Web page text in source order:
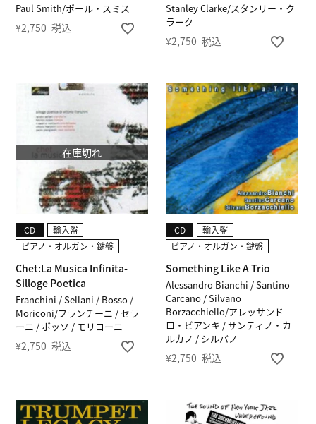
Paul Smith/ポール・スミス
¥2,750 税込
Stanley Clarke/スタンリー・ク
ラーク
¥2,750 税込
Franchini / Sellani / Bosso /
Moriconi/フランチーニ / セラ
ーニ / ボッソ / モリコーニ
Chet:La Musica Infinita-
Silloge Poetica
CD
輸入盤
ピアノ・オルガン・鍵盤
¥2,750 税込
在庫切れ
Alessandro Bianchi / Santino
Carcano / Silvano
Borzacchiello/アレッサンド
ロ・ビアンキ / サンティノ・カ
ルカノ / シルバノ
Something Like A Trio
CD
輸入盤
ピアノ・オルガン・鍵盤
¥2,750 税込